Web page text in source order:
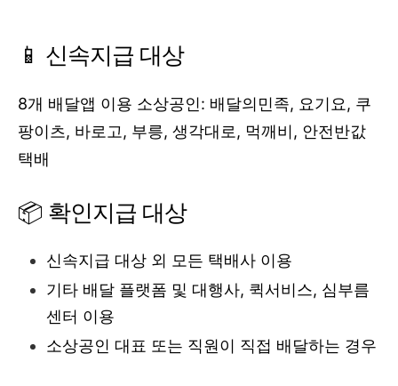
📱 신속지급 대상
8개 배달앱 이용 소상공인: 배달의민족, 요기요, 쿠
팡이츠, 바로고, 부릉, 생각대로, 먹깨비, 안전반값
택배
📦 확인지급 대상
신속지급 대상 외 모든 택배사 이용
기타 배달 플랫폼 및 대행사, 퀵서비스, 심부름
센터 이용
소상공인 대표 또는 직원이 직접 배달하는 경우